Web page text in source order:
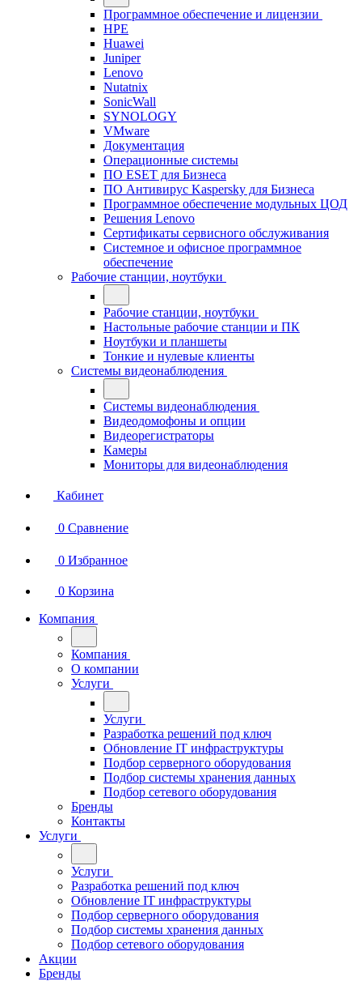
Программное обеспечение и лицензии
HPE
Huawei
Juniper
Lenovo
Nutatnix
SonicWall
SYNOLOGY
VMware
Документация
Операционные системы
ПО ESET для Бизнеса
ПО Антивирус Kaspersky для Бизнеса
Программное обеспечение модульных ЦОД
Решения Lenovo
Сертификаты сервисного обслуживания
Системное и офисное программное
обеспечение
Рабочие станции, ноутбуки
Рабочие станции, ноутбуки
Настольные рабочие станции и ПК
Ноутбуки и планшеты
Тонкие и нулевые клиенты
Системы видеонаблюдения
Системы видеонаблюдения
Видеодомофоны и опции
Видеорегистраторы
Камеры
Мониторы для видеонаблюдения
Кабинет
0 Сравнение
0 Избранное
0 Корзина
Компания
Компания
О компании
Услуги
Услуги
Разработка решений под ключ
Обновление IT инфраструктуры
Подбор серверного оборудования
Подбор системы хранения данных
Подбор сетевого оборудования
Бренды
Контакты
Услуги
Услуги
Разработка решений под ключ
Обновление IT инфраструктуры
Подбор серверного оборудования
Подбор системы хранения данных
Подбор сетевого оборудования
Акции
Бренды